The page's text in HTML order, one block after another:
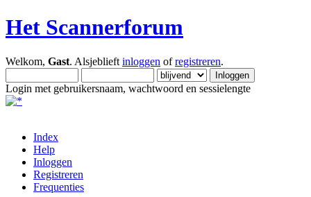
Het Scannerforum
Welkom, Gast. Alsjeblieft inloggen ofregistreren.
Login met gebruikersnaam, wachtwoord en sessielengte
Index
Help
Inloggen
Registreren
Frequenties